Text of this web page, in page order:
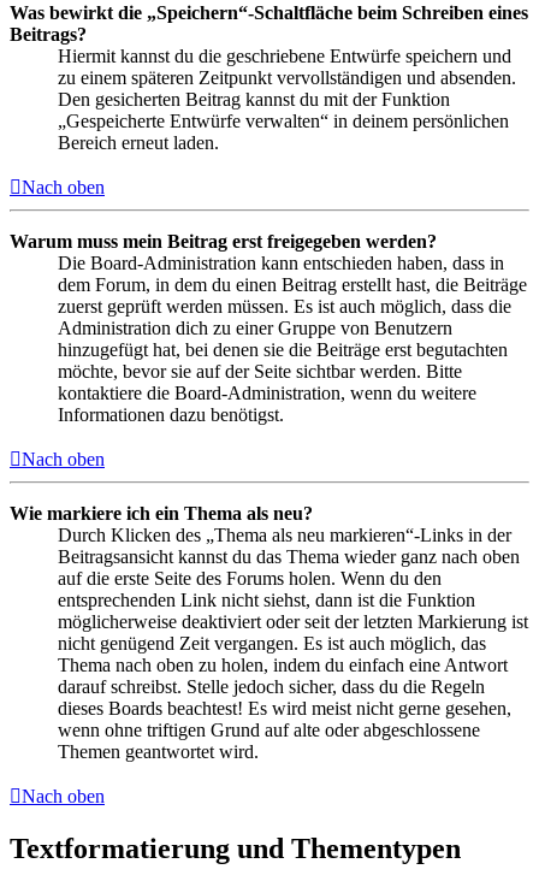
Was bewirkt die „Speichern“-Schaltfläche beim Schreiben eines
Beitrags?
Hiermit kannst du die geschriebene Entwürfe speichern und
zu einem späteren Zeitpunkt vervollständigen und absenden.
Den gesicherten Beitrag kannst du mit der Funktion
„Gespeicherte Entwürfe verwalten“ in deinem persönlichen
Bereich erneut laden.
Nach oben
Warum muss mein Beitrag erst freigegeben werden?
Die Board-Administration kann entschieden haben, dass in
dem Forum, in dem du einen Beitrag erstellt hast, die Beiträge
zuerst geprüft werden müssen. Es ist auch möglich, dass die
Administration dich zu einer Gruppe von Benutzern
hinzugefügt hat, bei denen sie die Beiträge erst begutachten
möchte, bevor sie auf der Seite sichtbar werden. Bitte
kontaktiere die Board-Administration, wenn du weitere
Informationen dazu benötigst.
Nach oben
Wie markiere ich ein Thema als neu?
Durch Klicken des „Thema als neu markieren“-Links in der
Beitragsansicht kannst du das Thema wieder ganz nach oben
auf die erste Seite des Forums holen. Wenn du den
entsprechenden Link nicht siehst, dann ist die Funktion
möglicherweise deaktiviert oder seit der letzten Markierung ist
nicht genügend Zeit vergangen. Es ist auch möglich, das
Thema nach oben zu holen, indem du einfach eine Antwort
darauf schreibst. Stelle jedoch sicher, dass du die Regeln
dieses Boards beachtest! Es wird meist nicht gerne gesehen,
wenn ohne triftigen Grund auf alte oder abgeschlossene
Themen geantwortet wird.
Nach oben
Textformatierung und Thementypen